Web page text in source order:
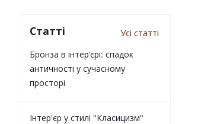
Статті Усі статті
Бронза в інтер’єрі: спадок
античності у сучасному
просторі
Інтер'єр у стилі "Класицизм"